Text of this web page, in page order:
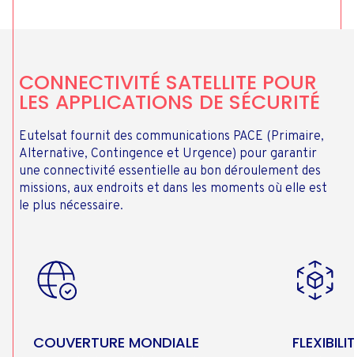
CONNECTIVITÉ SATELLITE POUR
LES APPLICATIONS DE SÉCURITÉ
Eutelsat fournit des communications PACE (Primaire,
Alternative, Contingence et Urgence) pour garantir
une connectivité essentielle au bon déroulement des
missions, aux endroits et dans les moments où elle est
le plus nécessaire.
COUVERTURE MONDIALE